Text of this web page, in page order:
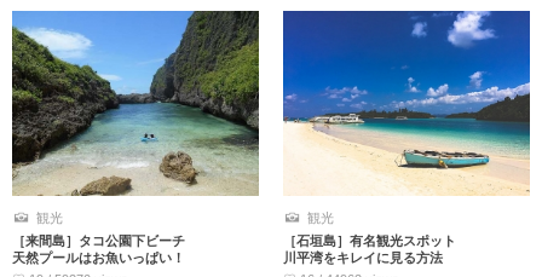
観光
［来間島］タコ公園下ビーチ
天然プールはお魚いっぱい！
観光
［石垣島］有名観光スポット
川平湾をキレイに見る方法